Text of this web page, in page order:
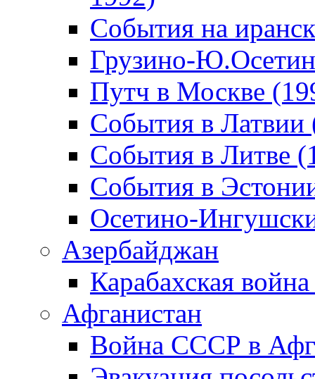
События на
Грузино-
Путч в Москве
События в Латвии
События в Литве
События в
Осетино-
Азербайджан
Карабахская
Афганистан
Война СССР в